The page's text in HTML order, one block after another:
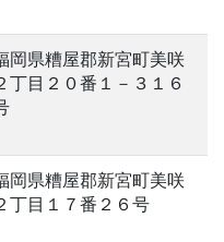
岡県糟屋郡新宮町美咲
丁目２０番１－３１６
岡県糟屋郡新宮町美咲
丁目１７番２６号